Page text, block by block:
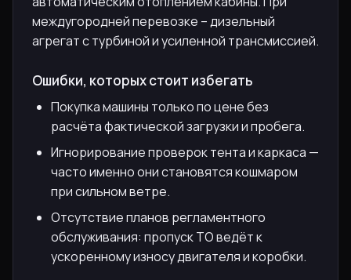
междугородней перевозке – дизельный
агрегат с турбиной и усиленной трансмиссией.
Ошибки, которых стоит избегать
Покупка машины только по цене без
расчёта фактической загрузки и пробега.
Игнорирование проверок тента и каркаса —
часто именно они становятся кошмаром
при сильном ветре.
Отсутствие планов регламентного
обслуживания: пропуск ТО ведёт к
ускоренному износу двигателя и коробки.